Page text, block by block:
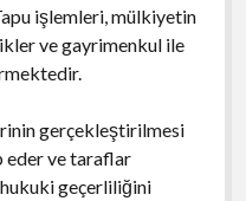
işlemleri, mülkiyetin
ve gayrimenkul ile
gerçekleştirilmesi
eder ve taraflar
hukuki geçerliliğini